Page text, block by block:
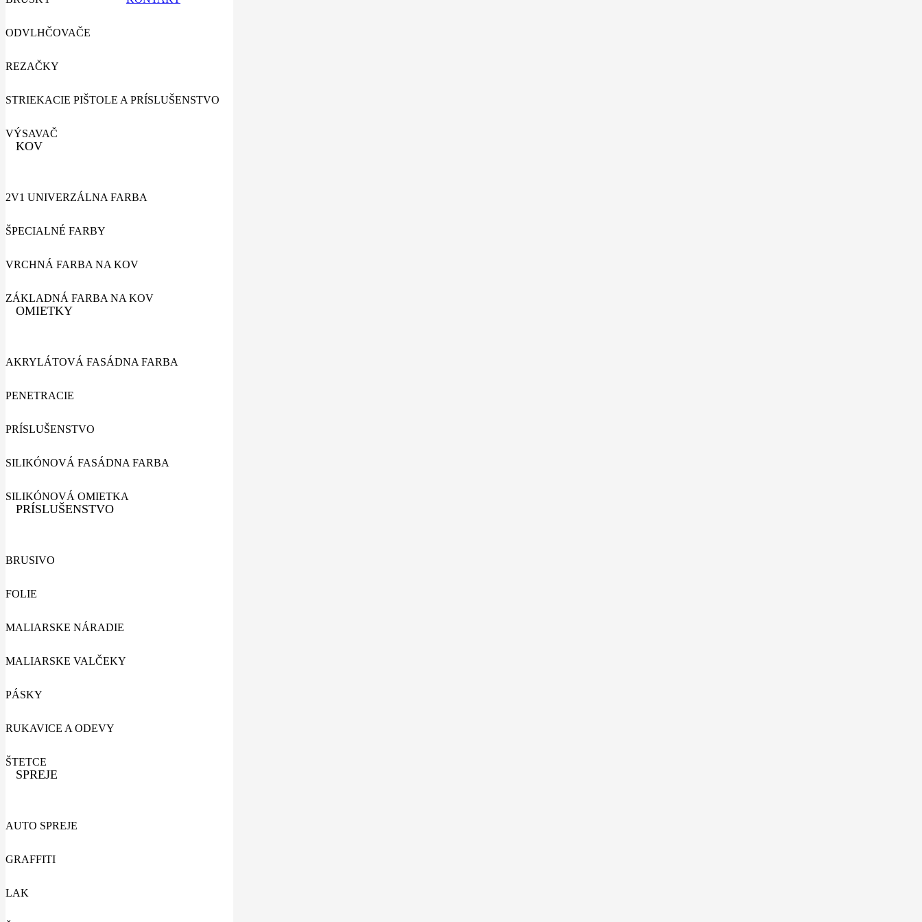
ODVLHČOVAČE
REZAČKY
STRIEKACIE PIŠTOLE A PRÍSLUŠENSTVO
VÝSAVAČ
KOV
2V1 UNIVERZÁLNA FARBA
ŠPECIALNÉ FARBY
VRCHNÁ FARBA NA KOV
ZÁKLADNÁ FARBA NA KOV
OMIETKY
AKRYLÁTOVÁ FASÁDNA FARBA
PENETRACIE
PRÍSLUŠENSTVO
SILIKÓNOVÁ FASÁDNA FARBA
SILIKÓNOVÁ OMIETKA
PRÍSLUŠENSTVO
BRUSIVO
FOLIE
MALIARSKE NÁRADIE
MALIARSKE VALČEKY
PÁSKY
RUKAVICE A ODEVY
ŠTETCE
SPREJE
AUTO SPREJE
GRAFFITI
LAK